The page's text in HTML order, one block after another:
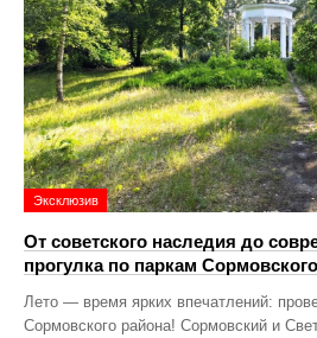
Эксклюзив
От советского наследия до
прогулка по паркам
Лето — время ярких впечатлений:
Сормовского района! Сормовский и